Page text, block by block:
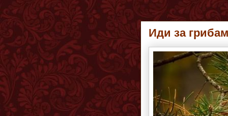
Иди за